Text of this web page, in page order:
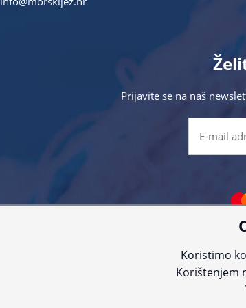
Prijavite se na naš
proizvoda. Za najažurnije
Koristimo
Korištenjem